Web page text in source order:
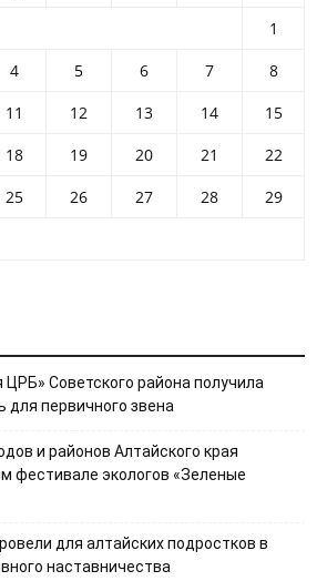
1
4 5 6 7
8
11 12 13 14
15
18 19 20 21
22
25 26 27 28
29
ЦРБ» Советского района получила
для первичного звена
и районов Алтайского края
фестивале экологов «Зеленые
для алтайских подростков в
наставничества